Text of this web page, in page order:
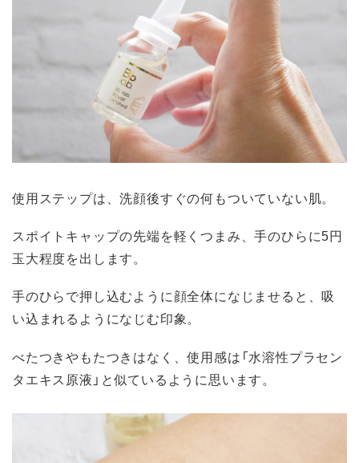
使用ステップは、洗顔後すぐの何もついていない肌。
スポイトキャップの先端を軽くつまみ、手のひらに5円
玉大程度を出します。
手のひらで押し込むように顔全体になじませると、吸
い込まれるようになじむ印象。
べたつきやもたつきはなく、使用感は「水溶性プラセン
タエキス原液」と似ているように思います。